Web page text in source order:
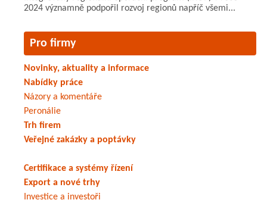
2024 významně podpořil rozvoj regionů napříč všemi...
Pro firmy
Novinky, aktuality a informace
Nabídky práce
Názory a komentáře
Peronálie
Trh firem
Veřejné zakázky a poptávky
Certifikace a systémy řízení
Export a nové trhy
Investice a investoři